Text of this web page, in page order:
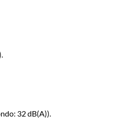
32 dB(A)).